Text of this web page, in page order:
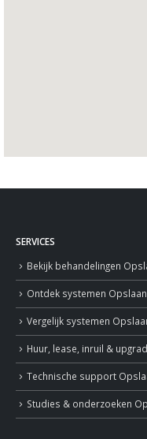
SERVICES
Bekijk behandelingen
Ontdek systemen
Vergelijk systemen
Huur, lease, inruil &
Technische support
Studies & onderzoeken